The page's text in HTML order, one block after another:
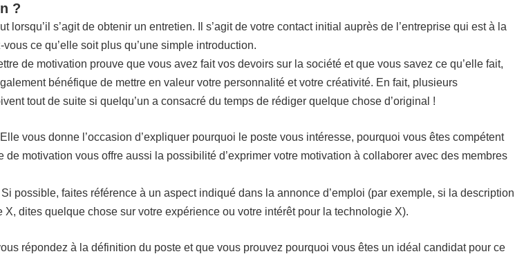
?
s’agit de obtenir un entretien. Il s’agit de votre contact initial auprès de l’entreprise qui est à la
ce qu’elle soit plus qu’une simple introduction.
de motivation prouve que vous avez fait vos devoirs sur la société et que vous savez ce qu’elle fait,
bénéfique de mettre en valeur votre personnalité et votre créativité. En fait, plusieurs
tout de suite si quelqu’un a consacré du temps de rédiger quelque chose d’original !
vous donne l’occasion d’expliquer pourquoi le poste vous intéresse, pourquoi vous êtes compétent
motivation vous offre aussi la possibilité d’exprimer votre motivation à collaborer avec des membres
possible, faites référence à un aspect indiqué dans la annonce d’emploi (par exemple, si la description
dites quelque chose sur votre expérience ou votre intérêt pour la technologie X).
répondez à la définition du poste et que vous prouvez pourquoi vous êtes un idéal candidat pour ce